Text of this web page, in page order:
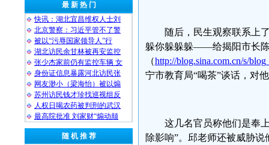
最 新 热 门
快讯：湖北宜昌维权人士刘
北京警察：习近平管不了警
被以“污辱国家领导人”行
湖北访民余甘林被再安监控
张少杰家前仍有监控车辆 女
身份证信息暴露河北访民张
网友渺小（梁海怡）被以煽
苏州访民钱才珍找巡视组反
人权日喝农药被判刑的武汉
最高院批准 刘家财“煽动颠
随 机 推 荐
随后，民生观察联系上
躲你躲躲躲——给揭阳市长陈
（http://blog.sina.com.cn/s/
宁市教育局“喝茶”谈话，对
这几名官员称他们是奉
除影响”。邱老师还被威胁